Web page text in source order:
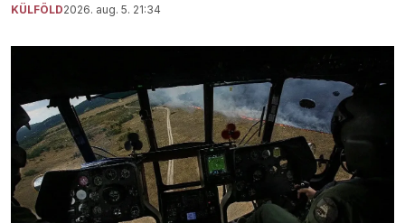
KÜLFÖLD2026. aug. 5. 21:34